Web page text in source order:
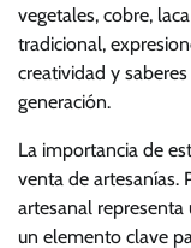
vegetales, cobre,
tradicional,
creatividad y
generación.
La importancia de
venta de artesanías.
artesanal
un elemento clave